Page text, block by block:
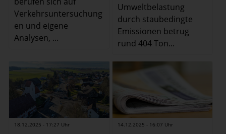
Verkehrsuntersuchung
en und eigene
Analysen, ...
Umweltbelastung
durch staubedingte
Emissionen betrug
rund 404 Ton...
18.12.2025 - 17:27 Uhr 14.12.2025 - 16:07 Uhr